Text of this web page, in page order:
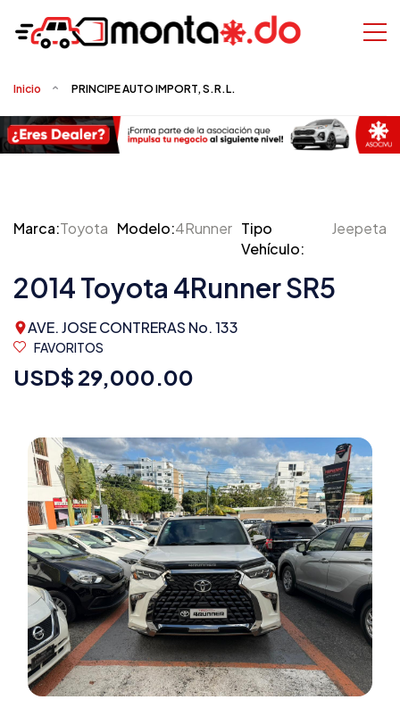
Inicio PRINCIPE AUTO IMPORT, S.R.L.
Marca:Toyota Modelo:4Runner Tipo
Vehículo:
Jeepeta
2014 Toyota 4Runner SR5
AVE. JOSE CONTRERAS No. 133
FAVORITOS
USD$ 29,000.00